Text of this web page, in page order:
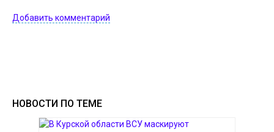
Добавить комментарий
НОВОСТИ ПО ТЕМЕ